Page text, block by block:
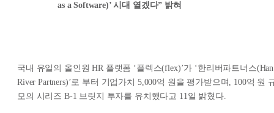
as a Software)’ 시대 열겠다” 밝혀
국내 유일의 올인원 HR 플랫폼 ‘플렉스(flex)’가 ‘한리버파트너스(Han
River Partners)’로 부터 기업가치 5,000억 원을 평가받으며, 100억 원
모의 시리즈 B-1 브릿지 투자를 유치했다고 11일 밝혔다.